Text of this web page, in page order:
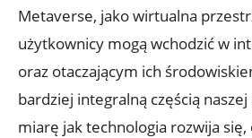
Metaverse, jako wirtualna
użytkownicy mogą wchodzić w
oraz otaczającym ich
bardziej integralną częścią
miarę jak technologia rozwija